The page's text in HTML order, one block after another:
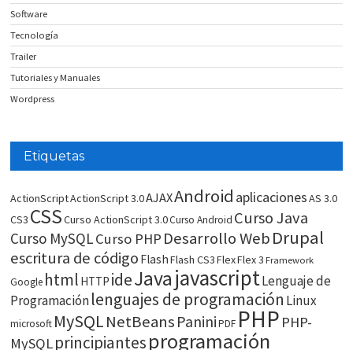
Software
Tecnología
Trailer
Tutoriales y Manuales
Wordpress
Etiquetas
ActionScriptActionScript 3.0AJAXAndroid aplicacionesAS 3.0
CS3 CSSCurso ActionScript 3.0Curso Android Curso Java
Curso MySQLCurso PHP Desarrollo WebDrupal
escritura de código FlashFlash CS3FlexFlex 3 Framework
Google html HTTP ideJavajavascriptLenguaje de
Programaciónlenguajes de programación Linux
microsoft MySQLNetBeans Panini PDF PHP PHP-
MySQLprincipiantesprogramación